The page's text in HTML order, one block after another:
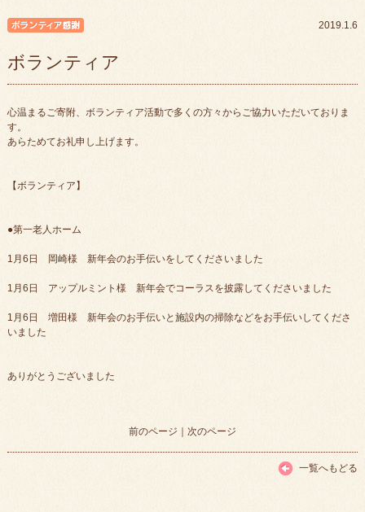
2019.1.6
ボランティア
心温まるご寄附、ボランティア活動で多くの方々からご協力いただいておりま
す。
あらためてお礼申し上げます。
【ボランティア】
●第一老人ホーム
1月6日 岡崎様 新年会のお手伝いをしてくださいました
1月6日 アップルミント様 新年会でコーラスを披露してくださいました
1月6日 増田様 新年会のお手伝いと施設内の掃除などをお手伝いしてくださ
いました
ありがとうございました
前のページ ｜ 次のページ
一覧へもどる